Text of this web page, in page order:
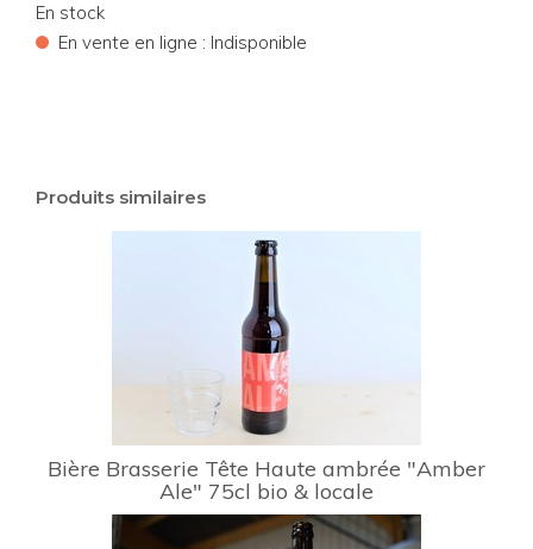
En stock
• En vente en ligne : Indisponible
Produits similaires
Bière Brasserie Tête Haute ambrée "Amber
Ale" 75cl bio & locale